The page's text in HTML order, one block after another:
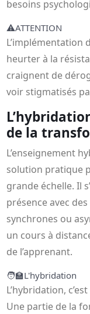
besoins
⚠️ATTENTION
L’implémentation
heurter à la
craignent de
voir stigmatisés
de la
L’enseignement
solution pratique
grande échelle. Il
présence avec
synchrones ou
un cours à
de l’apprenant.
🧑‍🏫L'hybridation
L’hybridation,
Une partie de la